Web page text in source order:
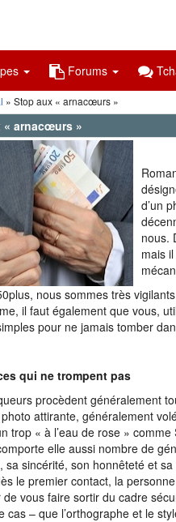
Forums
» Stop aux « arnacœurs »
« arnacœurs »
d’un
nous.
mais
nous sommes très
il faut également que vous,
pour ne jamais tomber
qui ne trompent pas
procèdent généralement
attirante, généralement
trop « à l’eau de rose »
elle aussi nombre de
sa sincérité, son honnêteté et
le premier contact, la
de vous faire sortir du cadre
cas – que l’orthographe et le